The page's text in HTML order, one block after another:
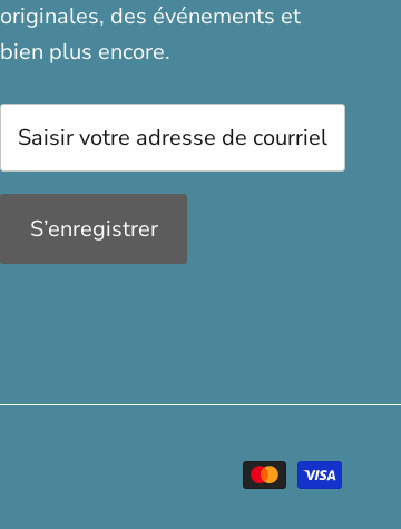
originales, des événements et
bien plus encore.
S’enregistrer